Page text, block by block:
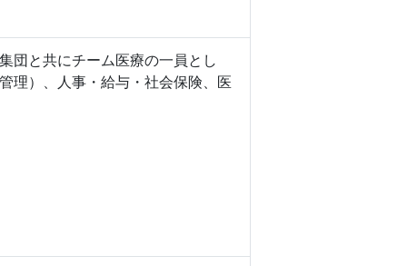
団と共にチーム医療の一員とし
理）、人事・給与・社会保険、医